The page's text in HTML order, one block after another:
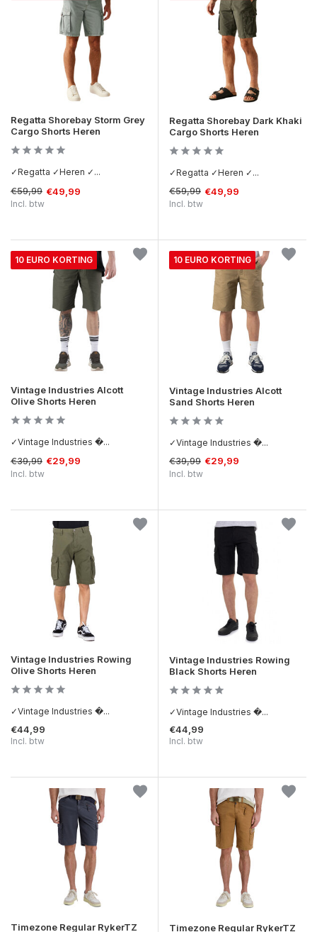
Regatta Shorebay Storm Grey
Cargo Shorts Heren
✓Regatta ✓Heren ✓...
€59,99 €49,99
Incl. btw
Regatta Shorebay Dark Khaki
Cargo Shorts Heren
✓Regatta ✓Heren ✓...
€59,99 €49,99
Incl. btw
10 EURO KORTING
Vintage Industries Alcott
Olive Shorts Heren
✓Vintage Industries �...
€39,99 €29,99
Incl. btw
10 EURO KORTING
Vintage Industries Alcott
Sand Shorts Heren
✓Vintage Industries �...
€39,99 €29,99
Incl. btw
Vintage Industries Rowing
Olive Shorts Heren
✓Vintage Industries �...
€44,99
Incl. btw
Vintage Industries Rowing
Black Shorts Heren
✓Vintage Industries �...
€44,99
Incl. btw
Timezone Regular RykerTZ Timezone Regular RykerTZ